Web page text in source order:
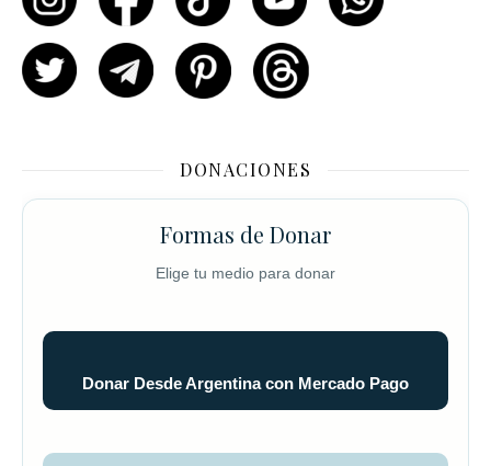
DONACIONES
Formas de Donar
Elige tu medio para donar
Donar Desde Argentina con Mercado Pago